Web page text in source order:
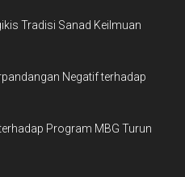
Tradisi Sanad Keilmuan
Negatif terhadap
Program MBG Turun